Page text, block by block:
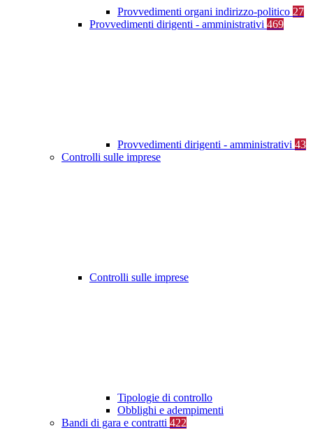
Provvedimenti organi indirizzo-politico 27
Provvedimenti dirigenti - amministrativi 469
Provvedimenti dirigenti - amministrativi 43
Controlli sulle imprese
Controlli sulle imprese
Tipologie di controllo
Obblighi e adempimenti
Bandi di gara e contratti 422